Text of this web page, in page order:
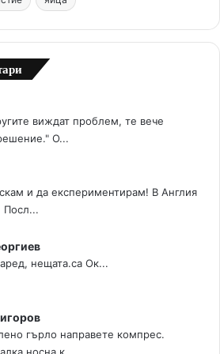
t
m
виждат проблем, те вече
О...
и да експериментирам! В Англия
Посл...
нещата.са Ок...
гърло направете компрес.